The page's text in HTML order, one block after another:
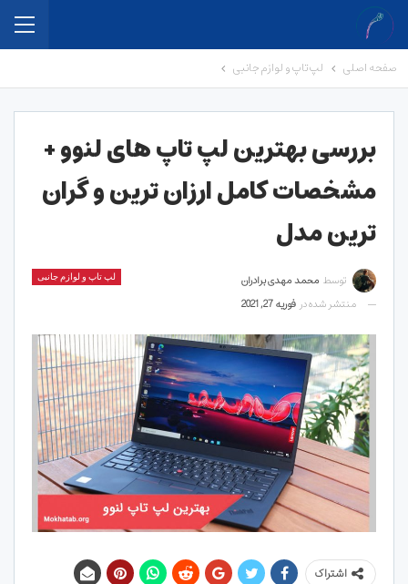
صفحه اصلی لپ تاپ و لوازم جانبی
بررسی بهترین لپ تاپ های لنوو +
مشخصات کامل ارزان ترین و گران
ترین مدل
لپ تاپ و لوازم جانبی توسط محمد مهدی برادران
منتشر شده در فوریه 27, 2021
اشتراک